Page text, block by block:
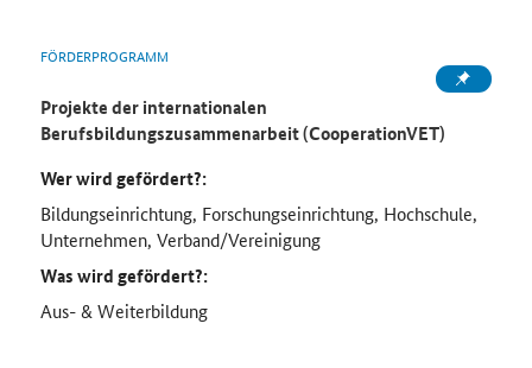
FÖRDERPROGRAMM
Projekte der internationalen
Berufsbildungszusammenarbeit (CooperationVET)
Wer wird gefördert?:
Bildungseinrichtung, Forschungseinrichtung, Hochschule,
Unternehmen, Verband/Vereinigung
Was wird gefördert?:
Aus- & Weiterbildung